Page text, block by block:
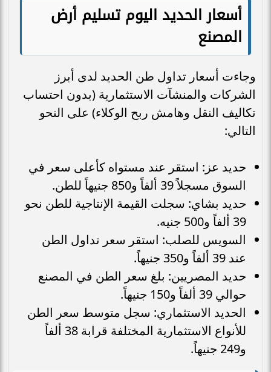
أسعار الحديد اليوم تسليم أرض
المصنع
وجاءت أسعار تداول طن الحديد لدى أبرز
الشركات والمنشآت الاستثمارية (بدون احتساب
تكاليف النقل وهامش ربح الوكلاء) على النحو
التالي:
حديد عز: استقر عند مستواه كأعلى سعر في
السوق مسجلاً 39 ألفاً و850 جنيهاً للطن.
حديد بشاي: سجلت القيمة الإنتاجية للطن نحو
39 ألفاً و500 جنيه.
السويس للصلب: استقر سعر تداول الطن
عند 39 ألفاً و350 جنيهاً.
حديد المصريين: بلغ سعر الطن في المصنع
حوالي 39 ألفاً و150 جنيهاً.
الحديد الاستثماري: سجل متوسط سعر الطن
للأنواع الاستثمارية المختلفة قرابة 38 ألفاً
و249 جنيهاً.